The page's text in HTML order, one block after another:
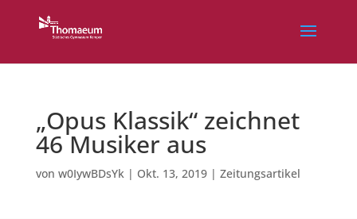
„Opus Klassik“ zeichnet
46 Musiker aus
von w0IywBDsYk| Okt. 13, 2019| Zeitungsartikel